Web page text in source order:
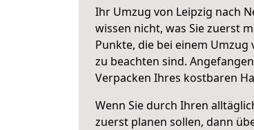
Ihr Umzug von Leipzig nach
wissen nicht, was Sie zuerst
Punkte, die bei einem
zu beachten sind.
Verpacken Ihres kostbaren
Wenn Sie durch Ihren
zuerst planen sollen, dann